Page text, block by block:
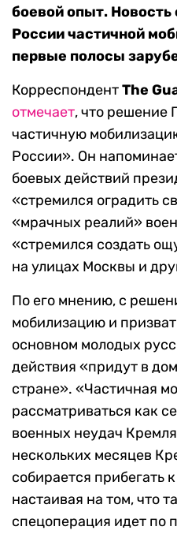
боевой опыт. Новость
России частичной
первые полосы
КорреспондентThe
отмечает, что решение
частичную
России». Он
боевых действий
«стремился оградить
«мрачных реалий»
«стремился создать
на улицах Москвы и
По его мнению, с
мобилизацию и
основном молодых
действия «придут в
стране». «Частичная
рассматриваться как
военных неудач
нескольких месяцев
собирается прибегать
настаивая на том, что
спецоперация идет по